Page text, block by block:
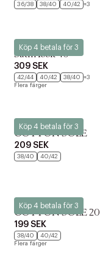
36/38 38/40 40/42 +3
Köp 4 betala för 3
Kunert
Satin look 40
309 SEK
42/44 40/42 38/40 +3
Flera färger
Köp 4 betala för 3
Kunert
COTTON SOLE
209 SEK
38/40 40/42
Köp 4 betala för 3
Kunert
COTTON SOLE 20
199 SEK
38/40
40/42
Flera färger